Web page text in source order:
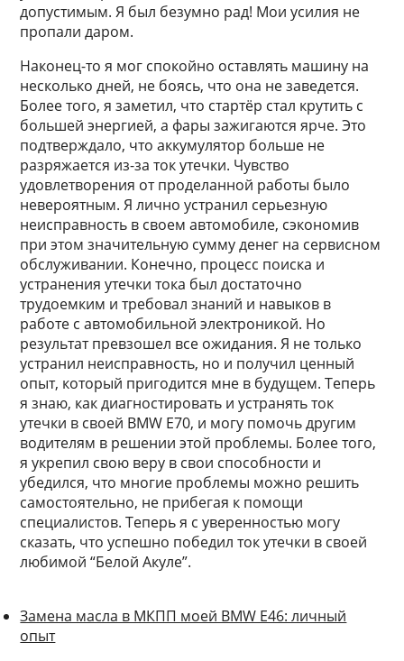
допустимым. Я был безумно рад! Мои усилия не
пропали даром.
Наконец-то я мог спокойно оставлять машину на
несколько дней, не боясь, что она не заведется.
Более того, я заметил, что стартёр стал крутить с
большей энергией, а фары зажигаются ярче. Это
подтверждало, что аккумулятор больше не
разряжается из-за ток утечки. Чувство
удовлетворения от проделанной работы было
невероятным. Я лично устранил серьезную
неисправность в своем автомобиле, сэкономив
при этом значительную сумму денег на сервисном
обслуживании. Конечно, процесс поиска и
устранения утечки тока был достаточно
трудоемким и требовал знаний и навыков в
работе с автомобильной электроникой. Но
результат превзошел все ожидания. Я не только
устранил неисправность, но и получил ценный
опыт, который пригодится мне в будущем. Теперь
я знаю, как диагностировать и устранять ток
утечки в своей BMW E70, и могу помочь другим
водителям в решении этой проблемы. Более того,
я укрепил свою веру в свои способности и
убедился, что многие проблемы можно решить
самостоятельно, не прибегая к помощи
специалистов. Теперь я с уверенностью могу
сказать, что успешно победил ток утечки в своей
любимой “Белой Акуле”.
Замена масла в МКПП моей BMW E46: личный
опыт